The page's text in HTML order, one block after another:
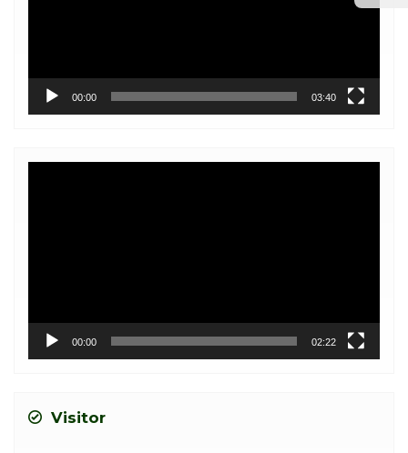
00:00 03:40
00:00 02:22
Visitor